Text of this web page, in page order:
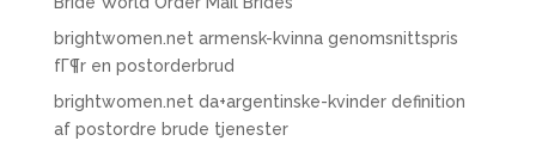
brightwomen.net armensk-kvinna genomsnittspris
fГ¶r en postorderbrud
brightwomen.net da+argentinske-kvinder definition
af postordre brude tjenester